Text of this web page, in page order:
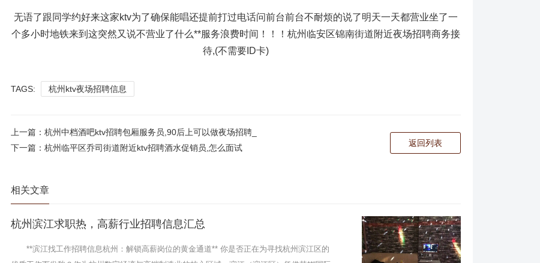
无语了跟同学约好来这家ktv为了确保能唱还提前打过电话问前台前台不耐烦的说了明天一天都营业坐了一
个多小时地铁来到这突然又说不营业了什么**服务浪费时间！！！杭州临安区锦南街道附近夜场招聘商务接
待,(不需要ID卡)
TAGS: 杭州ktv夜场招聘信息
返回列表
上一篇： 杭州中档酒吧ktv招聘包厢服务员,90后上可以做夜场招聘_
下一篇： 杭州临平区乔司街道附近ktv招聘酒水促销员,怎么面试
相关文章
杭州滨江求职热，高薪行业招聘信息汇总
**滨江找工作招聘信息杭州：解锁高薪岗位的黄金通道** 你是否正在为寻找杭州滨江区的